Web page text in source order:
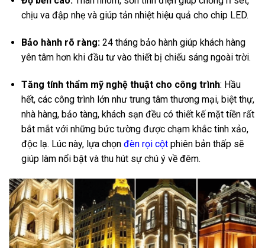
chịu va đập nhẹ và giúp tản nhiệt hiệu quả cho chip LED.
Bảo hành rõ ràng:24 tháng bảo hành giúp khách hàng
yên tâm hơn khi đầu tư vào thiết bị chiếu sáng ngoài trời.
Tăng tính thẩm mỹ nghệ thuật cho công trình: Hầu
hết, các công trình lớn như trung tâm thương mại, biệt thự,
nhà hàng, bảo tàng, khách sạn đều có thiết kế mặt tiền rất
bắt mắt với những bức tường được chạm khắc tinh xảo,
độc lạ. Lúc này, lựa chọn đèn rọi cộtphiên bản thấp sẽ
giúp làm nổi bật và thu hút sự chú ý về đêm.